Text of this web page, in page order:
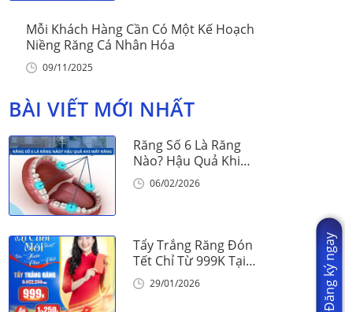
Mỗi Khách Hàng Cần Có Một Kế Hoạch
Niềng Răng Cá Nhân Hóa
09/11/2025
BÀI VIẾT MỚI NHẤT
Răng Số 6 Là Răng
Nào? Hậu Quả Khi
Mất Răng Số 6
06/02/2026
Tẩy Trắng Răng Đón
Tết Chỉ Từ 999K Tại
Nha Khoa Vinalign
29/01/2026 Đăng ký ngay